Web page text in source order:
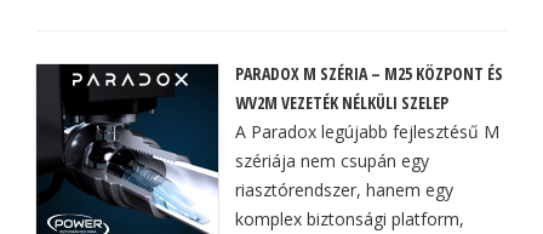
PARADOX M SZÉRIA – M25 KÖZPONT ÉS
WV2M VEZETÉK NÉLKÜLI SZELEP
A Paradox legújabb fejlesztésű M
szériája nem csupán egy
riasztórendszer, hanem egy
komplex biztonsági platform,